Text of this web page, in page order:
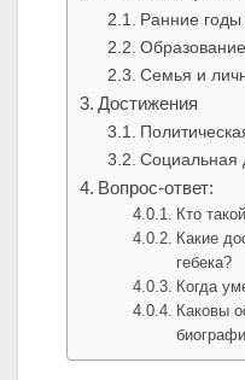
Ранние годы
Семья и
Достижения
Социальная
Вопрос-ответ:
Кто
Какие
гебека?
Когда
Каковы